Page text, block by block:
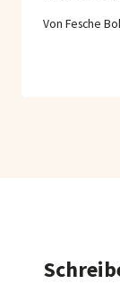
Von Fesche